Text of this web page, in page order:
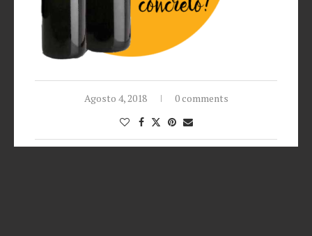
Agosto 4, 2018 0 comments